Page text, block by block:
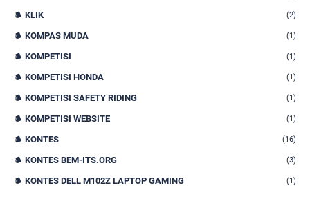
KLIK (2)
KOMPAS MUDA (1)
KOMPETISI (1)
KOMPETISI HONDA (1)
KOMPETISI SAFETY RIDING (1)
KOMPETISI WEBSITE (1)
KONTES (16)
KONTES BEM-ITS.ORG (3)
KONTES DELL M102Z LAPTOP GAMING (1)